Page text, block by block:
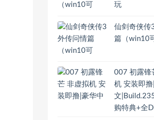
玩
仙剑奇侠传
篇（win10
007 初露锋
机 安装即
文
购特典+全